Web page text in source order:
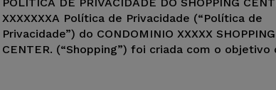
XXXXXXXA Política de Privacidade (“Política de
Privacidade”) do CONDOMINIO XXXXX SHOPPING
CENTER. (“Shopping”) foi criada com o objetivo